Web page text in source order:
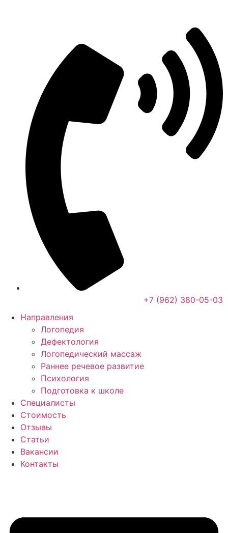
+7 (962) 380-05-03
Направления
Логопедия
Дефектология
Логопедический массаж
Раннее речевое развитие
Психология
Подготовка к школе
Специалисты
Стоимость
Отзывы
Статьи
Вакансии
Контакты